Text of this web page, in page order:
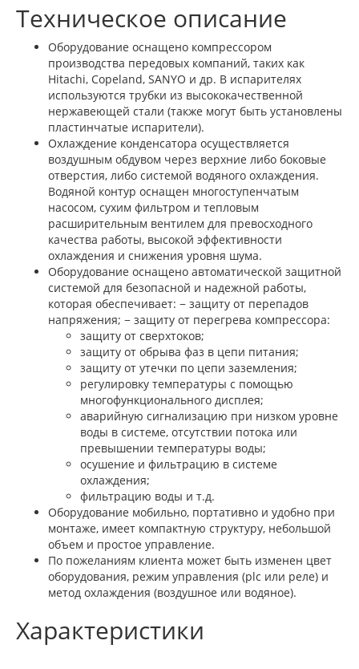
Техническое описание
Оборудование оснащено компрессором
производства передовых компаний, таких как
Hitachi, Copeland, SANYO и др. В испарителях
используются трубки из высококачественной
нержавеющей стали (также могут быть установлены
пластинчатые испарители).
Охлаждение конденсатора осуществляется
воздушным обдувом через верхние либо боковые
отверстия, либо системой водяного охлаждения.
Водяной контур оснащен многоступенчатым
насосом, сухим фильтром и тепловым
расширительным вентилем для превосходного
качества работы, высокой эффективности
охлаждения и снижения уровня шума.
Оборудование оснащено автоматической защитной
системой для безопасной и надежной работы,
которая обеспечивает: − защиту от перепадов
напряжения; − защиту от перегрева компрессора:
защиту от сверхтоков;
защиту от обрыва фаз в цепи питания;
защиту от утечки по цепи заземления;
регулировку температуры с помощью
многофункционального дисплея;
аварийную сигнализацию при низком уровне
воды в системе, отсутствии потока или
превышении температуры воды;
осушение и фильтрацию в системе
охлаждения;
фильтрацию воды и т.д.
Оборудование мобильно, портативно и удобно при
монтаже, имеет компактную структуру, небольшой
объем и простое управление.
По пожеланиям клиента может быть изменен цвет
оборудования, режим управления (plc или реле) и
метод охлаждения (воздушное или водяное).
Характеристики